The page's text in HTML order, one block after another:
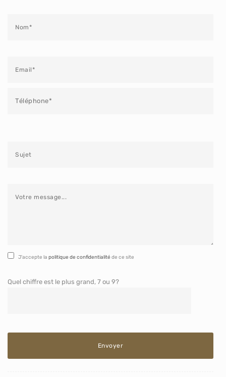
J'accepte la politique de confidentialité de ce site
Quel chiffre est le plus grand, 7 ou 9?